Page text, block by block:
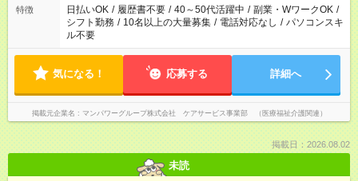
業はご案内が難しい場合があります
特徴 日払いOK / 履歴書不要 / 40～50代活躍中 / 副業・WワークOK /
シフト勤務 / 10名以上の大量募集 / 電話対応なし / パソコンスキ
ル不要
気になる！ 応募する 詳細へ
掲載元企業名 マンパワーグループ株式会社 ケアサービス事業部 （医療福祉介護関連）
掲載日：2026.08.02
未読